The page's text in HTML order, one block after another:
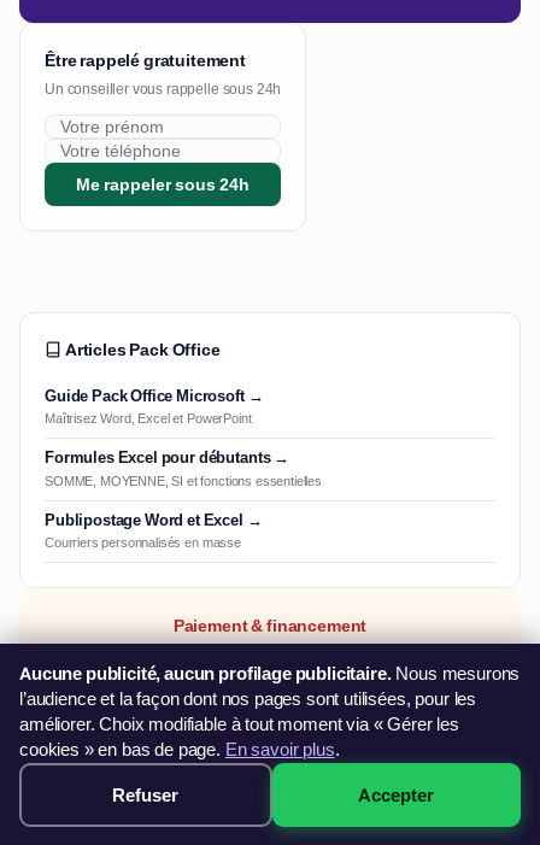
Être rappelé gratuitement
Un conseiller vous rappelle sous 24h
Me rappeler sous 24h
Articles Pack Office
Guide Pack Office Microsoft →
Maîtrisez Word, Excel et PowerPoint
Formules Excel pour débutants →
SOMME, MOYENNE, SI et fonctions essentielles
Publipostage Word et Excel →
Courriers personnalisés en masse
Paiement & financement
Payez en 3× sans frais · Démarrage immédiat · Sans dossier
Aussi éligible France Travail
Travailleur indépendant ? Découvrez le
FIFPL(libéraux) ou le
499€ · Voir les sessions →
Aucune publicité, aucun profilage publicitaire.Nous mesurons
l’audience et la façon dont nos pages sont utilisées, pour les
améliorer. Choix modifiable à tout moment via « Gérer les
cookies » en bas de page. En savoir plus.
Refuser Accepter